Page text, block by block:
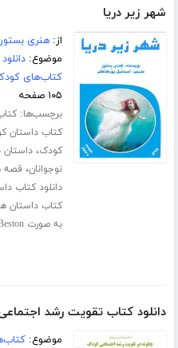
شهر زیر دریا
از:هنری
موضوع:
کتاب‌های
۱۰۵ صفحه
برچسب‌ها:
کتاب داستان
کودک،داستان
نوجوانان، قصه
دانلود کتاب
کتاب داستان
به صورت pdf
دانلود کتاب تقویت رشد
موضوع: